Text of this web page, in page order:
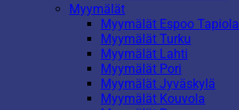
Myymälät
Myymälät Espoo Tapiola
Myymälät Turku
Myymälät Lahti
Myymälät Pori
Myymälät Jyväskylä
Myymälät Kouvola